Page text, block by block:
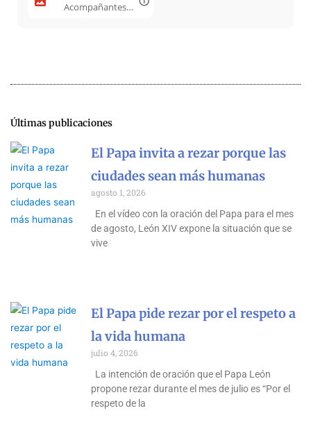
Acompañantes
Últimas publicaciones
El Papa invita a rezar porque las
ciudades sean más humanas
agosto 1, 2026
En el vídeo con la oración del Papa para el mes
de agosto, León XIV expone la situación que se
vive
El Papa pide rezar por el respeto a
la vida humana
julio 4, 2026
La intención de oración que el Papa León
propone rezar durante el mes de julio es “Por el
respeto de la